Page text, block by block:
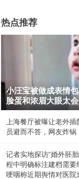
1
热点推荐
小汪宝被做成表情
脸蛋和浓眉大眼太
上海餐厅被曝让老外
员避而不答，网友炸锅
记者实地探访“婚外胚
程中明确标注建档需
哽咽称近期舆情对医院